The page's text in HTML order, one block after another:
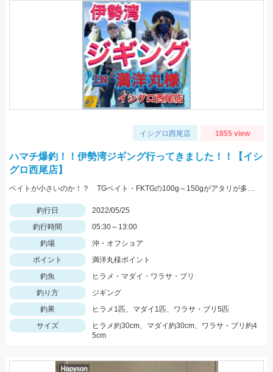
イシグロ西尾店 1855 view
ハマチ爆釣！！伊勢湾ジギング行ってきました！！【イシ
グロ西尾店】
ベイトが小さいのか！？ TGベイト・FKTGの100g～150gがアタリが多かったです！！
釣行日
2022/05/25
釣行時間
05:30～13:00
釣場
沖・オフショア
ポイント
満洋丸様ポイント
釣魚
ヒラメ・マダイ・ワラサ・ブリ
釣り方
ジギング
釣果
ヒラメ1匹、マダイ1匹、ワラサ・ブリ5匹
サイズ
ヒラメ約30cm、マダイ約30cm、ワラサ・ブリ約4
5cm